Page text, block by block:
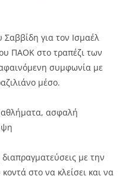
για τον Ισμαέλ
ΠΑΟΚ στο τραπέζι των
συμφωνία με
μέσο.
αθλήματα, ασφαλή
με την
στο να κλείσει και να